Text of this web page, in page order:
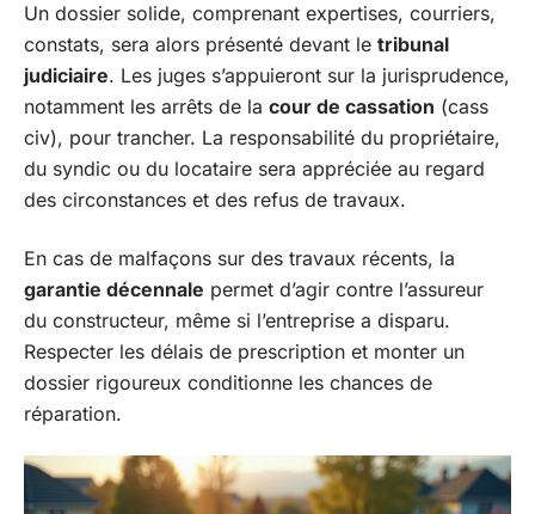
Un dossier solide, comprenant expertises, courriers,
constats, sera alors présenté devant le tribunal
judiciaire. Les juges s’appuieront sur la jurisprudence,
notamment les arrêts de la cour de cassation (cass
civ), pour trancher. La responsabilité du propriétaire,
du syndic ou du locataire sera appréciée au regard
des circonstances et des refus de travaux.
En cas de malfaçons sur des travaux récents, la
garantie décennale permet d’agir contre l’assureur
du constructeur, même si l’entreprise a disparu.
Respecter les délais de prescription et monter un
dossier rigoureux conditionne les chances de
réparation.